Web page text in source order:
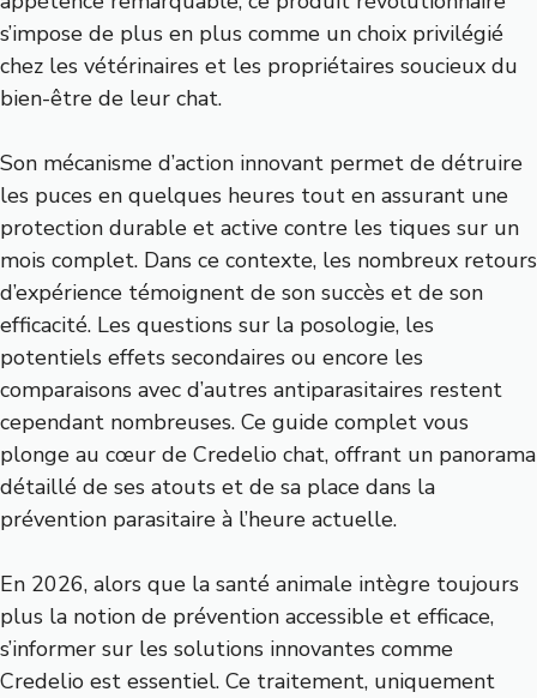
s’impose de plus en plus comme un choix privilégié
chez les vétérinaires et les propriétaires soucieux du
bien-être de leur chat.
Son mécanisme d’action innovant permet de détruire
les puces en quelques heures tout en assurant une
protection durable et active contre les tiques sur un
mois complet. Dans ce contexte, les nombreux retours
d’expérience témoignent de son succès et de son
efficacité. Les questions sur la posologie, les
potentiels effets secondaires ou encore les
comparaisons avec d’autres antiparasitaires restent
cependant nombreuses. Ce guide complet vous
plonge au cœur de Credelio chat, offrant un panorama
détaillé de ses atouts et de sa place dans la
prévention parasitaire à l’heure actuelle.
En 2026, alors que la santé animale intègre toujours
plus la notion de prévention accessible et efficace,
s’informer sur les solutions innovantes comme
Credelio est essentiel. Ce traitement, uniquement